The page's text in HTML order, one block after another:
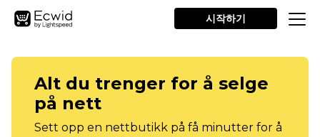
시작하기
Alt du trenger for å selge
på nett
Sett opp en nettbutikk på få minutter for å